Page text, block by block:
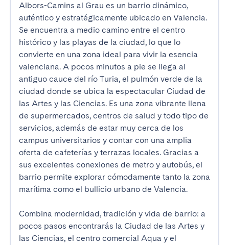
Albors-Camins al Grau es un barrio dinámico,
auténtico y estratégicamente ubicado en Valencia.
Se encuentra a medio camino entre el centro
histórico y las playas de la ciudad, lo que lo
convierte en una zona ideal para vivir la esencia
valenciana. A pocos minutos a pie se llega al
antiguo cauce del río Turia, el pulmón verde de la
ciudad donde se ubica la espectacular Ciudad de
las Artes y las Ciencias. Es una zona vibrante llena
de supermercados, centros de salud y todo tipo de
servicios, además de estar muy cerca de los
campus universitarios y contar con una amplia
oferta de cafeterías y terrazas locales. Gracias a
sus excelentes conexiones de metro y autobús, el
barrio permite explorar cómodamente tanto la zona
marítima como el bullicio urbano de Valencia.
Combina modernidad, tradición y vida de barrio: a
pocos pasos encontrarás la Ciudad de las Artes y
las Ciencias, el centro comercial Aqua y el